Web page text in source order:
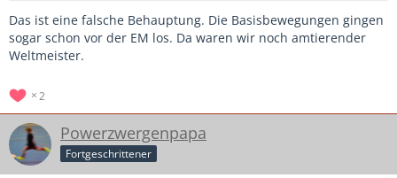
Das ist eine falsche Behauptung. Die Basisbewegungen gingen
sogar schon vor der EM los. Da waren wir noch amtierender
Weltmeister.
2
Powerzwergenpapa
Fortgeschrittener